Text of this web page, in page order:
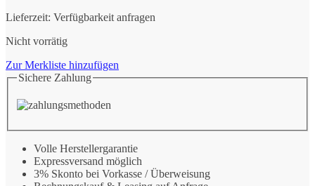
Lieferzeit: Verfügbarkeit anfragen
Nicht vorrätig
Zur Merkliste hinzufügen
Sichere Zahlung
Volle Herstellergarantie
Expressversand möglich
3% Skonto bei Vorkasse / Überweisung